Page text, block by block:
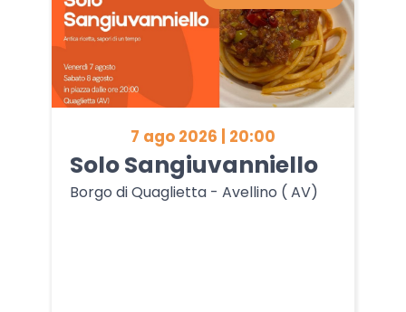
7 ago 2026 | 20:00
Solo Sangiuvanniello
Borgo di Quaglietta - Avellino ( AV)